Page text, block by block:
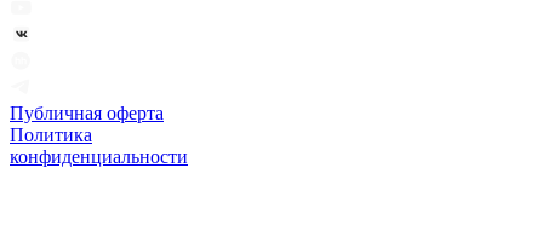
Публичная оферта
Политика
конфиденциальности